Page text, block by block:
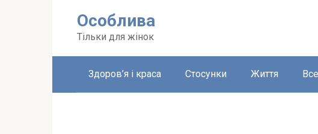
Особлива
Тільки для жінок
Здоров’я і краса Стосунки Життя